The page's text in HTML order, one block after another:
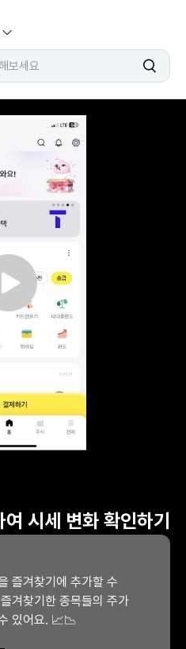
시세 변화 확인하기
즐겨찾기에 추가할 수
겨찾기한 종목들의 주가
있어요. 📈📉